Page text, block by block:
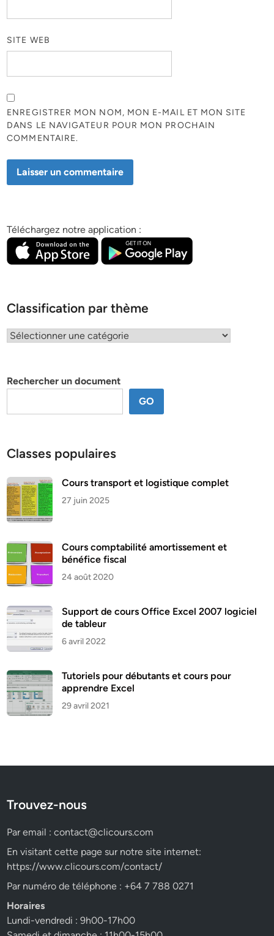
SITE WEB
ENREGISTRER MON NOM, MON E-MAIL ET MON SITE
DANS LE NAVIGATEUR POUR MON PROCHAIN
COMMENTAIRE.
Téléchargez notre application :
Classification par thème
Classification
Rechercher un document
GO
Classes populaires
Cours transport et logistique complet
27 juin 2025
Cours comptabilité amortissement et
bénéfice fiscal
24 août 2020
Support de cours Office Excel 2007 logiciel
de tableur
6 avril 2022
Tutoriels pour débutants et cours pour
apprendre Excel
29 avril 2021
Trouvez-nous
Par email :contact@clicours.com
En visitant cette page sur notre site internet:
https://www.clicours.com/contact/
Par numéro de téléphone : +64 7 788 0271
Horaires
Lundi-vendredi : 9h00-17h00